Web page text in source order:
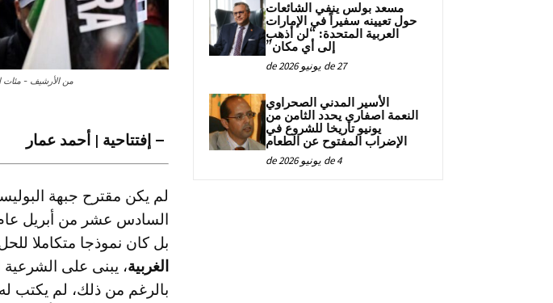
من الأرشيف - مئات
– إفتتاحية | أحمد عمار
لم يكن مقترح جبهة
بل كان نموذجا متكاملا
الغربية، يبنى على
بالرغم من ذلك، لم يكتب
مسعد بولس ينفي الشائعات
حول تعيينه سفيراً في الإمارات
العربية المتحدة: “لن أذهب
إلى أي مكان”
27 de يونيو de 2026
الأسير المدني الصحراوي
النعمة اصفاري يحدد الثامن من
يونيو تاريخا للشروع في
الإضراب المفتوح عن الطعام
4 de يونيو de 2026